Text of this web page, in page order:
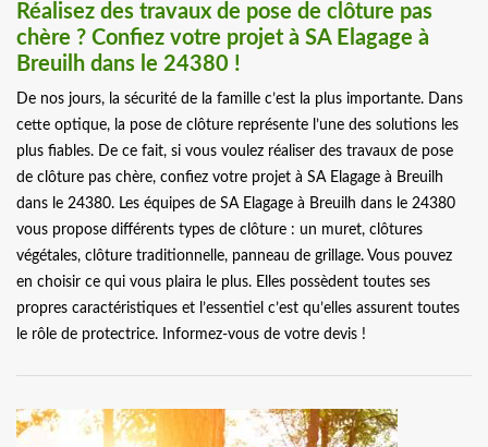
Réalisez des travaux de pose de clôture pas
chère ? Confiez votre projet à SA Elagage à
Breuilh dans le 24380 !
De nos jours, la sécurité de la famille c’est la plus importante. Dans
cette optique, la pose de clôture représente l’une des solutions les
plus fiables. De ce fait, si vous voulez réaliser des travaux de pose
de clôture pas chère, confiez votre projet à SA Elagage à Breuilh
dans le 24380. Les équipes de SA Elagage à Breuilh dans le 24380
vous propose différents types de clôture : un muret, clôtures
végétales, clôture traditionnelle, panneau de grillage. Vous pouvez
en choisir ce qui vous plaira le plus. Elles possèdent toutes ses
propres caractéristiques et l’essentiel c’est qu’elles assurent toutes
le rôle de protectrice. Informez-vous de votre devis !